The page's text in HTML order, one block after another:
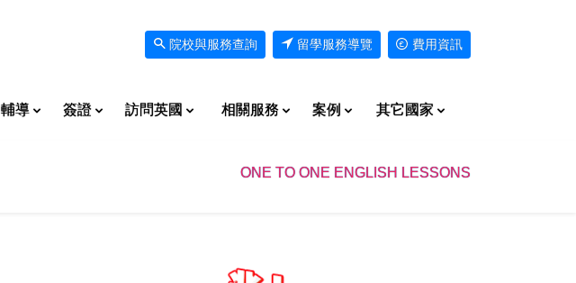
院校與服務查詢 留學服務導覽 費用資訊
輔導 簽證 訪問英國 相關服務 案例 其它國家
ONE TO ONE ENGLISH LESSONS